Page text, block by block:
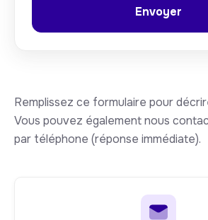
Remplissez ce formulaire pour
Vous pouvez également nous
par téléphone (réponse immédiate).